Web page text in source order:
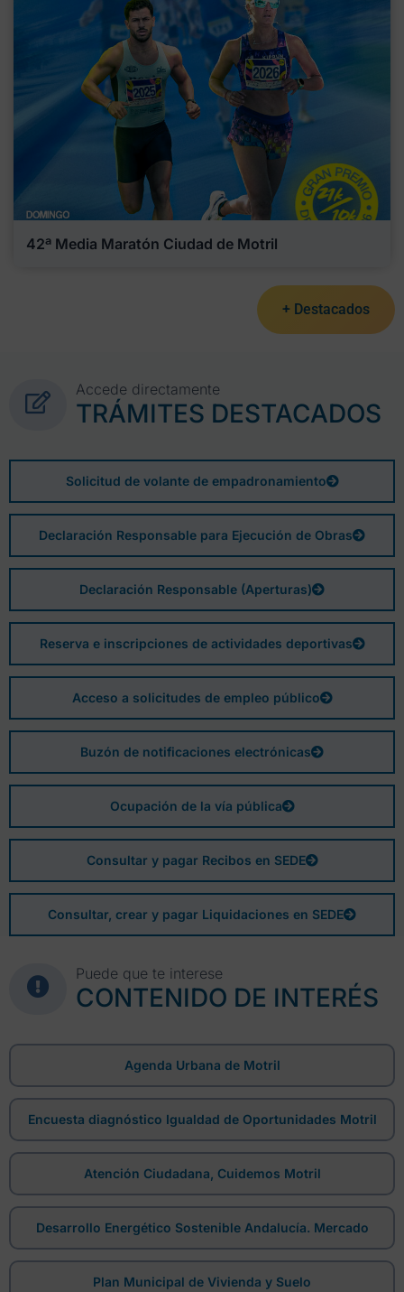
42ª Media Maratón Ciudad de Motril
+ Destacados
Accede directamente
TRÁMITES DESTACADOS
Solicitud de volante de empadronamiento
Declaración Responsable para Ejecución de Obras
Declaración Responsable (Aperturas)
Reserva e inscripciones de actividades deportivas
Acceso a solicitudes de empleo público
Buzón de notificaciones electrónicas
Ocupación de la vía pública
Consultar y pagar Recibos en SEDE
Consultar, crear y pagar Liquidaciones en SEDE
Puede que te interese
CONTENIDO DE INTERÉS
Agenda Urbana de Motril
Encuesta diagnóstico Igualdad de Oportunidades Motril
Atención Ciudadana, Cuidemos Motril
Desarrollo Energético Sostenible Andalucía. Mercado
Plan Municipal de Vivienda y Suelo